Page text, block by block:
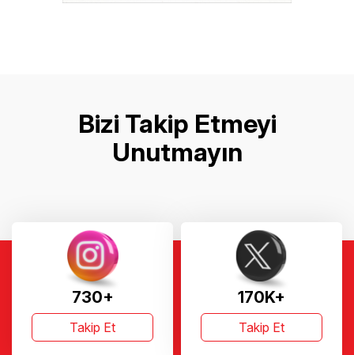
Bizi Takip Etmeyi
Unutmayın
730+
Takip Et
170K+
Takip Et